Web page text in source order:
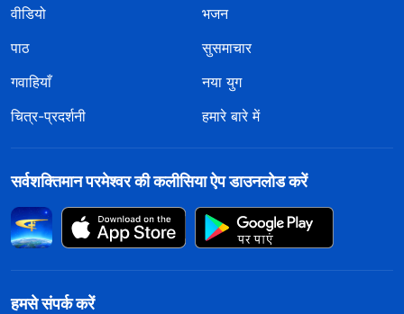
वीडियो
भजन
पाठ
सुसमाचार
गवाहियाँ
नया युग
चित्र-प्रदर्शनी
हमारे बारे में
सर्वशक्तिमान परमेश्वर की कलीसिया ऐप डाउनलोड करें
हमसे संपर्क करें